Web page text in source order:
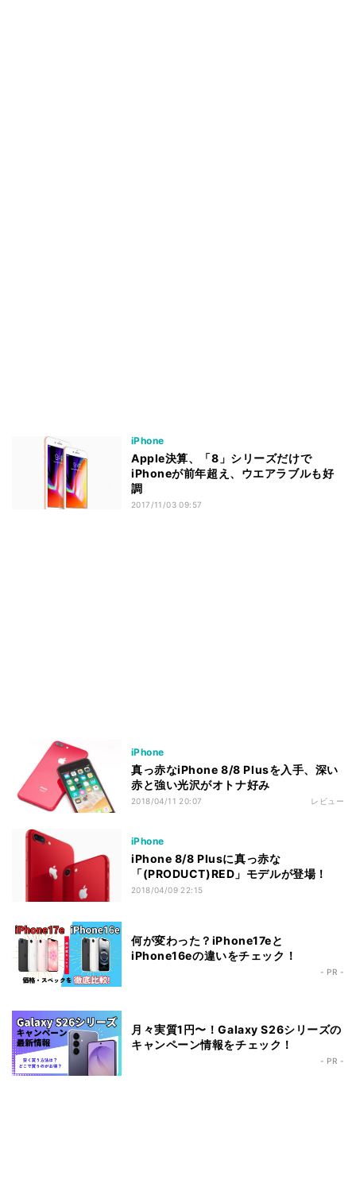
iPhone
Apple決算、「8」シリーズだけで
iPhoneが前年超え、ウエアラブルも好
調
2017/11/03 09:57
iPhone
真っ赤なiPhone 8/8 Plusを入手、深い
赤と強い光沢がオトナ好み
2018/04/11 20:07 レビュー
iPhone
iPhone 8/8 Plusに真っ赤な
「(PRODUCT)RED」モデルが登場！
2018/04/09 22:15
何が変わった？iPhone17eと
iPhone16eの違いをチェック！
- PR -
月々実質1円〜！Galaxy S26シリーズの
キャンペーン情報をチェック！
- PR -